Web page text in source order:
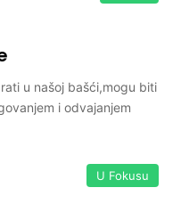
u našoj bašći,mogu biti
i odvajanjem
U Fokusu